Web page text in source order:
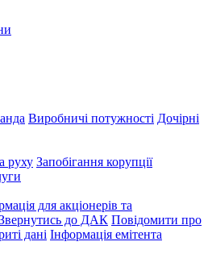
Виробничі потужності Дочірні
руху Запобігання корупції
для акціонерів та
до ДАК Повідомити про
дані Інформація емітента